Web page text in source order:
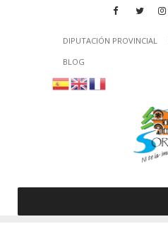
DIPUTACIÓN PROVINCIAL
BLOG